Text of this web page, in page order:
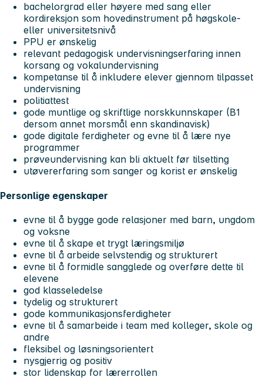
bachelorgrad eller høyere med sang eller
kordireksjon som hovedinstrument på høgskole-
eller universitetsnivå
PPU er ønskelig
relevant pedagogisk undervisningserfaring innen
korsang og vokalundervisning
kompetanse til å inkludere elever gjennom tilpasset
undervisning
politiattest
gode muntlige og skriftlige norskkunnskaper (B1
dersom annet morsmål enn skandinavisk)
gode digitale ferdigheter og evne til å lære nye
programmer
prøveundervisning kan bli aktuelt før tilsetting
utøvererfaring som sanger og korist er ønskelig
Personlige egenskaper
evne til å bygge gode relasjoner med barn, ungdom
og voksne
evne til å skape et trygt læringsmiljø
evne til å arbeide selvstendig og strukturert
evne til å formidle sangglede og overføre dette til
elevene
god klasseledelse
tydelig og strukturert
gode kommunikasjonsferdigheter
evne til å samarbeide i team med kolleger, skole og
andre
fleksibel og løsningsorientert
nysgjerrig og positiv
stor lidenskap for lærerrollen